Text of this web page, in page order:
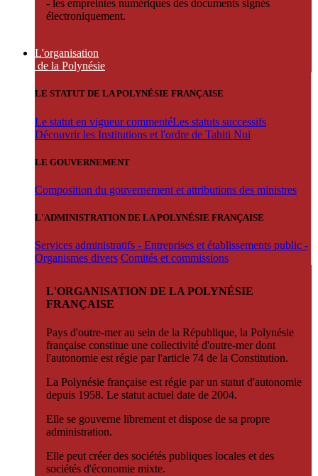
- les empreintes numériques des documents signés
électroniquement.
L'organisation
de la Polynésie
LE STATUT DE LA POLYNÉSIE FRANÇAISE
Le statut en vigueur commentéLes statuts successifs
Découvrir les Institutions et l'ordre de Tahiti Nui
LE GOUVERNEMENT
Composition du gouvernement et attributions des ministres
L'ADMINISTRATION DE LA POLYNÉSIE FRANÇAISE
Services administratifs - Entreprises et établissements public -
Organismes divers Comités et commissions
L'ORGANISATION DE LA POLYNÉSIE
FRANÇAISE
Pays d'outre-mer au sein de la République, la Polynésie
française constitue une collectivité d'outre-mer dont
l'autonomie est régie par l'article 74 de la Constitution.
La Polynésie française est régie par un statut d'autonomie
depuis 1958. Le statut actuel date de 2004.
Elle se gouverne librement et dispose de sa propre
administration.
Elle peut créer des sociétés publiques locales et des
sociétés d'économie mixte.